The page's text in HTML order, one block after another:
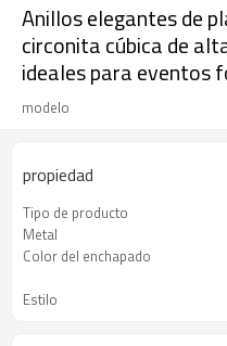
Anillos elegantes de
circonita cúbica de
ideales para eventos
modelo
propiedad
Tipo de producto
Metal
Color del enchapado
Estilo